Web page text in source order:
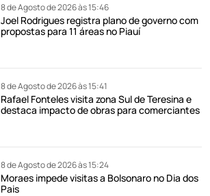
8 de Agosto de 2026 às 15:46
Joel Rodrigues registra plano de governo com
propostas para 11 áreas no Piauí
8 de Agosto de 2026 às 15:41
Rafael Fonteles visita zona Sul de Teresina e
destaca impacto de obras para comerciantes
8 de Agosto de 2026 às 15:24
Moraes impede visitas a Bolsonaro no Dia dos
Pais